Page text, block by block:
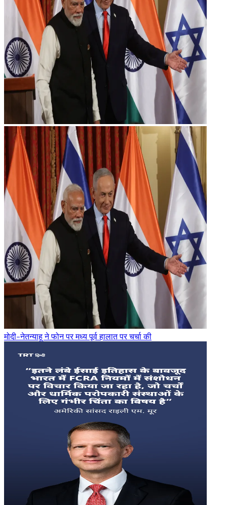
मोदी-नेतन्याहू ने फोन पर मध्य पूर्व हालात पर चर्चा की